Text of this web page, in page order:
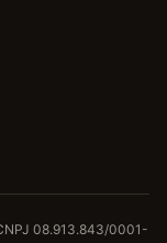
08.913.843/0001-